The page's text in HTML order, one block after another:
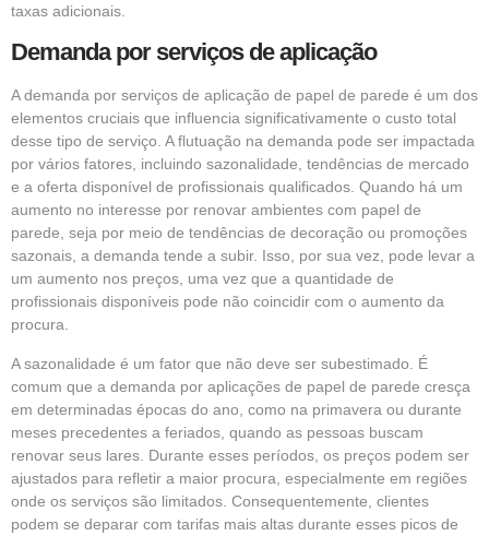
taxas adicionais.
Demanda por serviços de aplicação
A demanda por serviços de aplicação de papel de parede é um dos
elementos cruciais que influencia significativamente o custo total
desse tipo de serviço. A flutuação na demanda pode ser impactada
por vários fatores, incluindo sazonalidade, tendências de mercado
e a oferta disponível de profissionais qualificados. Quando há um
aumento no interesse por renovar ambientes com papel de
parede, seja por meio de tendências de decoração ou promoções
sazonais, a demanda tende a subir. Isso, por sua vez, pode levar a
um aumento nos preços, uma vez que a quantidade de
profissionais disponíveis pode não coincidir com o aumento da
procura.
A sazonalidade é um fator que não deve ser subestimado. É
comum que a demanda por aplicações de papel de parede cresça
em determinadas épocas do ano, como na primavera ou durante
meses precedentes a feriados, quando as pessoas buscam
renovar seus lares. Durante esses períodos, os preços podem ser
ajustados para refletir a maior procura, especialmente em regiões
onde os serviços são limitados. Consequentemente, clientes
podem se deparar com tarifas mais altas durante esses picos de